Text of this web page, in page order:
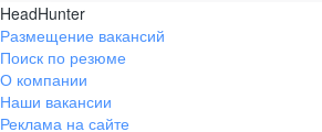
HeadHunter
Размещение вакансий
Поиск по резюме
О компании
Наши вакансии
Реклама на сайте